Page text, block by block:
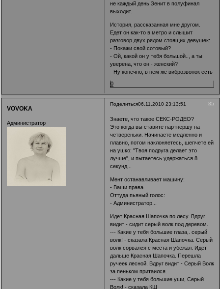
не каждый день Зенит в полуфинал
выходит.
История, рассказанная мне другом.
Едет он как-то в метро и слышит
разговор двух рядом стоящих девушек:
- Покажи свой сотовый?
- Ой, какой он у тебя большой.., а ты
уверена, что он - женский?
- Ну конечно, в нем же виброзвонок есть
0
Поделиться 85
06.11.2010 23:13:51
VOVOKA
Администратор
Знаете, что такое СЕКС-РОДЕО?
Это когда вы ставите партнершу на
четвереньки. Начинаете медленно и
плавно, потом наклоняетесь, шепчете ей
на ушко: "Твоя подруга делает это
лучше", и пытаетесь удержаться 8
секунд...
Мент останавливает машину:
- Ваши права.
Оттуда пьяный голос:
- Администратор...
Идет Красная Шапочка по лесу. Вдруг
видит - сидит серый волк под деревом.
--- Какие у тебя большие глаза,. серый
волк! - сказала Красная Шапочка. Серый
волк сорвался с места и убежал. Идет
дальше Красная Шапочка. Перешла
ручеек лесной. Вдруг видит - Серый Волк
за пеньком притаился.
--- Какие у тебя большие уши, Серый
Волк! - сказала КШ